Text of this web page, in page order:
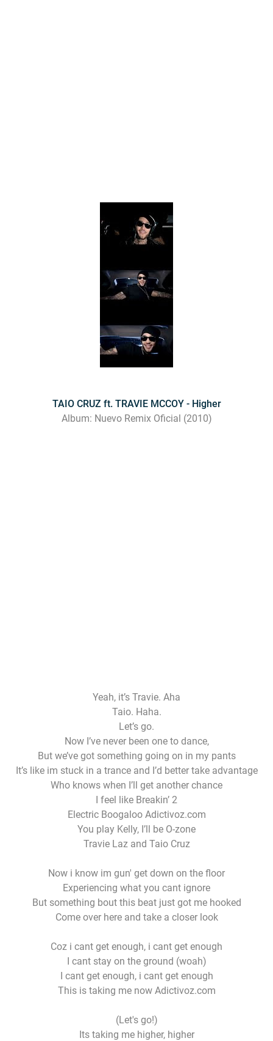
TAIO CRUZ ft. TRAVIE MCCOY - Higher
Album: Nuevo Remix Oficial (2010)
Yeah, it’s Travie. Aha
Taio. Haha.
Let’s go.
Now I’ve never been one to dance,
But we’ve got something going on in my pants
It’s like im stuck in a trance and I’d better take advantage
Who knows when I’ll get another chance
I feel like Breakin’ 2
Electric Boogaloo Adictivoz.com
You play Kelly, I’ll be O-zone
Travie Laz and Taio Cruz
Now i know im gun' get down on the floor
Experiencing what you cant ignore
But something bout this beat just got me hooked
Come over here and take a closer look
Coz i cant get enough, i cant get enough
I cant stay on the ground (woah)
I cant get enough, i cant get enough
This is taking me now Adictivoz.com
(Let's go!)
Its taking me higher, higher